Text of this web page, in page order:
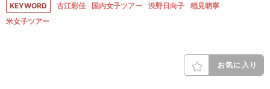
KEYWORD 古江彩佳 国内女子ツアー 渋野日向子
稲見萌寧
米女子ツアー
お気に入り